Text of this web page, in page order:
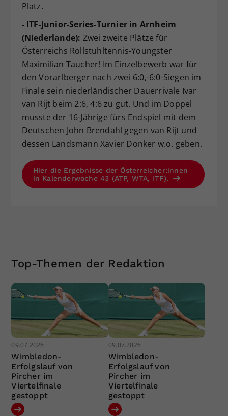
Platz.
- ITF-Junior-Series-Turnier in Arnheim
(Niederlande): Zwei zweite Plätze für
Österreichs Rollstuhltennis-Youngster
Maximilian Taucher! Im Einzelbewerb war für
den Vorarlberger nach zwei 6:0,-6:0-Siegen im
Finale sein niederländischer Dauerrivale Ivar
van Rijt beim 2:6, 4:6 zu gut. Und im Doppel
musste der 16-Jährige fürs Endspiel mit dem
Deutschen John Brendahl gegen van Rijt und
dessen Landsmann Xavier Donker w.o. geben.
Hier die Ergebnisse der Österreicher:innen
in Kalenderwoche 43 (ATP, WTA, ITF).
Top-Themen der Redaktion
09.07.2026
Wimbledon-
Erfolgslauf von
Pircher im
Viertelfinale
gestoppt
09.07.2026
Wimbledon-
Erfolgslauf von
Pircher im
Viertelfinale
gestoppt